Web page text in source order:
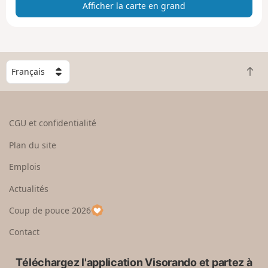
t
e
g
n
Afficher la carte en grand
C
h
o
e
u
p
a
R
e
CGU et confidentialité
Plan du site
Emplois
Actualités
Coup de pouce 2026
Contact
Téléchargez l'application Visorando et partez à